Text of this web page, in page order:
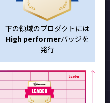
下の領域のプロダクトには
High performerバッジを
発行